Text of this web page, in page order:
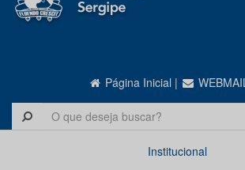
Página Inicial |
Institucional